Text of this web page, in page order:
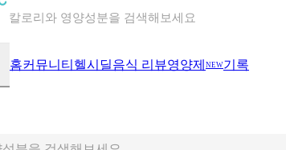
혈당 · 다이어트 음식 검색해보세요
홈커뮤니티 헬시딜음식 리뷰영양제 NEW기록